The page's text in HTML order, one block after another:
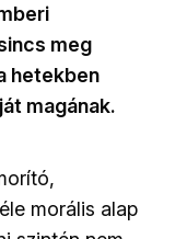
meg
hetekben
magának.
morális alap